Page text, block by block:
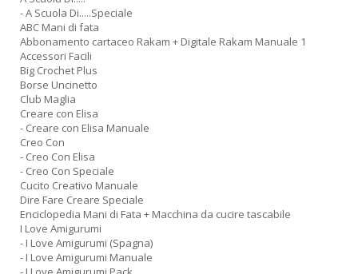
- A Scuola Di.....Speciale
ABC Mani di fata
Abbonamento cartaceo Rakam + Digitale Rakam Manuale 1
Accessori Facili
Big Crochet Plus
Borse Uncinetto
Club Maglia
Creare con Elisa
- Creare con Elisa Manuale
Creo Con
- Creo Con Elisa
- Creo Con Speciale
Cucito Creativo Manuale
Dire Fare Creare Speciale
Enciclopedia Mani di Fata + Macchina da cucire tascabile
I Love Amigurumi
- I Love Amigurumi (Spagna)
- I Love Amigurumi Manuale